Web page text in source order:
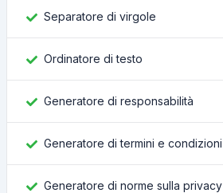
Separatore di virgole
Ordinatore di testo
Generatore di responsabilità
Generatore di termini e condizioni
Generatore di norme sulla privacy